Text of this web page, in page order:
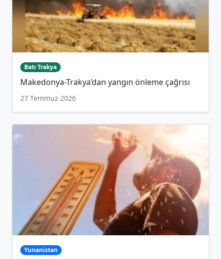
Batı Trakya
Makedonya-Trakya’dan yangın önleme çağrısı
27 Temmuz 2026
Yunanistan